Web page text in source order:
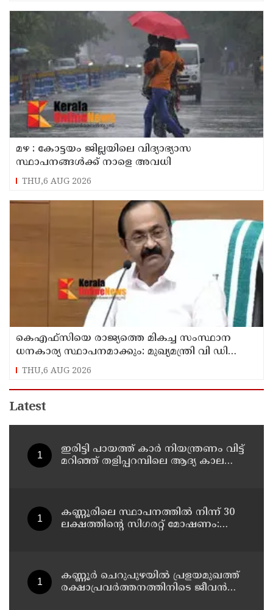
മഴ : കോട്ടയം ജില്ലയിലെ വിദ്യാഭ്യാസ
സ്ഥാപനങ്ങൾക്ക് നാളെ അവധി
THU,6 AUG 2026
കെഎഫ്‌സിയെ രാജ്യത്തെ മികച്ച സംസ്ഥാന
ധനകാര്യ സ്ഥാപനമാക്കും: മുഖ്യമന്ത്രി വി ഡി
സതീശൻ
THU,6 AUG 2026
Latest
ഇരിട്ടി പായത്ത് കാർ നിയന്ത്രണം വിട്ട്
മറിഞ്ഞ് തളിപ്പറമ്പിലെ ആദ്യ കാല
കണ്ണൂരിലെ സ്ഥാപനത്തിൽ നിന്ന് 30
ലക്ഷത്തിന്റെ സിഗരറ്റ് മോഷണം:
കണ്ണൂർ ചെറുപുഴയിൽ പ്രളയമുഖത്ത്
രക്ഷാപ്രവർത്തനത്തിനിടെ ജീവൻ